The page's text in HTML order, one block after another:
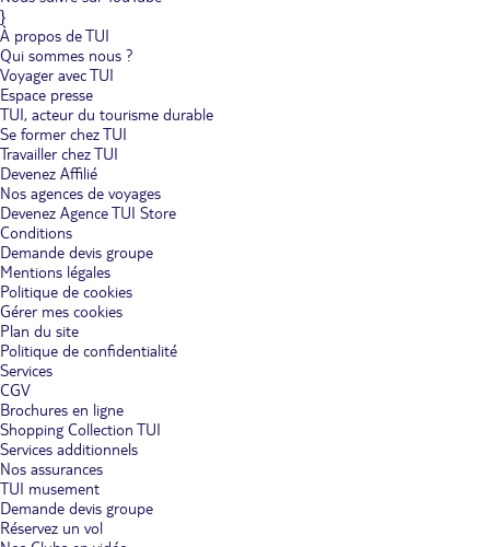
}
À propos de TUI
Qui sommes nous ?
Voyager avec TUI
Espace presse
TUI, acteur du tourisme durable
Se former chez TUI
Travailler chez TUI
Devenez Affilié
Nos agences de voyages
Devenez Agence TUI Store
Conditions
Demande devis groupe
Mentions légales
Politique de cookies
Gérer mes cookies
Plan du site
Politique de confidentialité
Services
CGV
Brochures en ligne
Shopping Collection TUI
Services additionnels
Nos assurances
TUI musement
Demande devis groupe
Réservez un vol